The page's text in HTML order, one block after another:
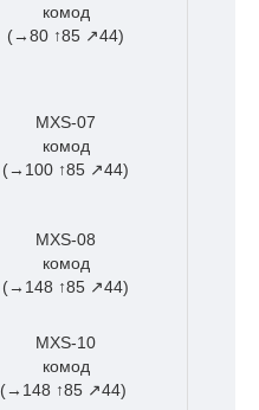
комод
(→80 ↑85 ↗44)
MXS-07
комод
(→100 ↑85 ↗44)
MXS-08
комод
(→148 ↑85 ↗44)
MXS-10
комод
(→148 ↑85 ↗44)